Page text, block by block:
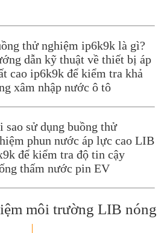
thử nghiệm ip6k9k là gì?
dẫn kỹ thuật về thiết bị áp
cao ip6k9k để kiểm tra khả
xâm nhập nước ô tô
sao sử dụng buồng thử
phun nước áp lực cao LIB
để kiểm tra độ tin cậy
thấm nước pin EV
môi trường LIB nóng